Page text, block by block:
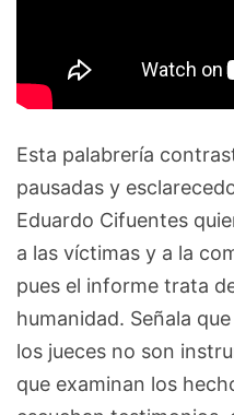
Esta palabrería
pausadas y
Eduardo Cifuentes
a las víctimas y a la
pues el informe trata
humanidad. Señala
los jueces no son
que examinan los